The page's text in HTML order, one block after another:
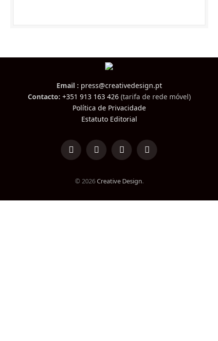
Email : press@creativedesign.pt
Contacto: +351 913 163 426(tarifa de rede móvel)
Política de Privacidade
Estatuto Editorial
LinkedInFacebookInstagramTikTok
© 2026Creative Design.